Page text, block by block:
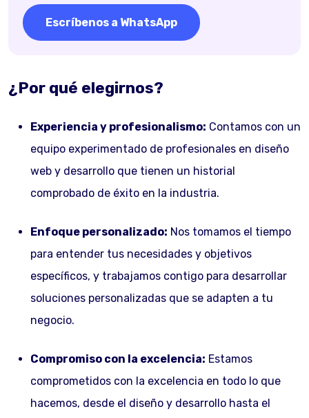
Escríbenos a WhatsApp
¿Por qué elegirnos?
Experiencia y profesionalismo: Contamos con un
equipo experimentado de profesionales en diseño
web y desarrollo que tienen un historial
comprobado de éxito en la industria.
Enfoque personalizado: Nos tomamos el tiempo
para entender tus necesidades y objetivos
específicos, y trabajamos contigo para desarrollar
soluciones personalizadas que se adapten a tu
negocio.
Compromiso con la excelencia: Estamos
comprometidos con la excelencia en todo lo que
hacemos, desde el diseño y desarrollo hasta el